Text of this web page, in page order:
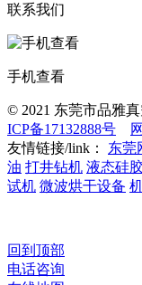
联系我们
手机查看
© 2021 东莞市品雅
ICP备17132888号
友情链接/link：
东莞
油 打井钻机 液态硅
试机 微波烘干设备
回到顶部
电话咨询